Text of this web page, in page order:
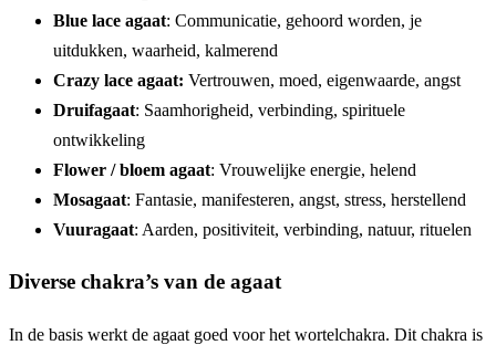
Blue lace agaat: Communicatie, gehoord worden, je
uitdukken, waarheid, kalmerend
Crazy lace agaat: Vertrouwen, moed, eigenwaarde, angst
Druifagaat: Saamhorigheid, verbinding, spirituele
ontwikkeling
Flower / bloem agaat: Vrouwelijke energie, helend
Mosagaat: Fantasie, manifesteren, angst, stress, herstellend
Vuuragaat: Aarden, positiviteit, verbinding, natuur, rituelen
Diverse chakra’s van de agaat
In de basis werkt de agaat goed voor het wortelchakra. Dit chakra is